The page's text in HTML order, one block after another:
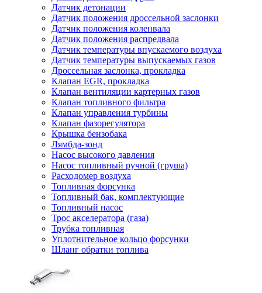
Датчик детонации
Датчик положения дроссельной заслонки
Датчик положения коленвала
Датчик положения распредвала
Датчик температуры впускаемого воздуха
Датчик температуры выпускаемых газов
Дроссельная заслонка, прокладка
Клапан EGR, прокладка
Клапан вентиляции картерных газов
Клапан топливного фильтра
Клапан управления турбины
Клапан фазорегулятора
Крышка бензобака
Лямбда-зонд
Насос высокого давления
Насос топливный ручной (груша)
Расходомер воздуха
Топливная форсунка
Топливный бак, комплектующие
Топливный насос
Трос акселератора (газа)
Трубка топливная
Уплотнительное кольцо форсунки
Шланг обратки топлива